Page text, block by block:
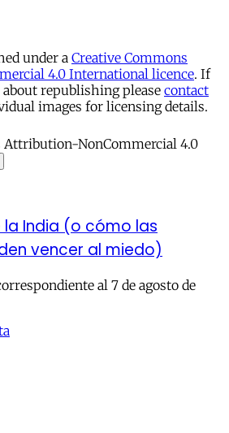
under a Creative Commons
4.0 International licence. If
republishing please contact
images for licensing details.
la India (o cómo las
vencer al miedo)
al 7 de agosto de